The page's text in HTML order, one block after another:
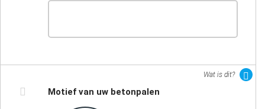
Wat is dit?
Motief van uw betonpalen